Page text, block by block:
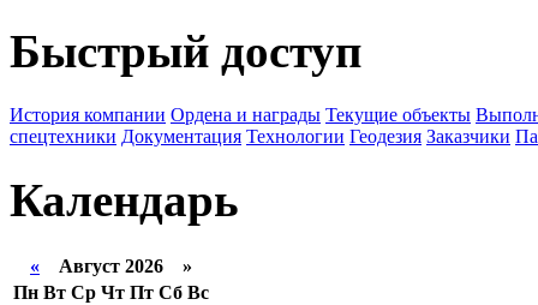
Быстрый доступ
История компании Ордена и награды Текущие объекты
спецтехники Документация Технологии Геодезия Заказчики
Календарь
« Август 2026 »
Пн Вт Ср Чт Пт Сб Вс